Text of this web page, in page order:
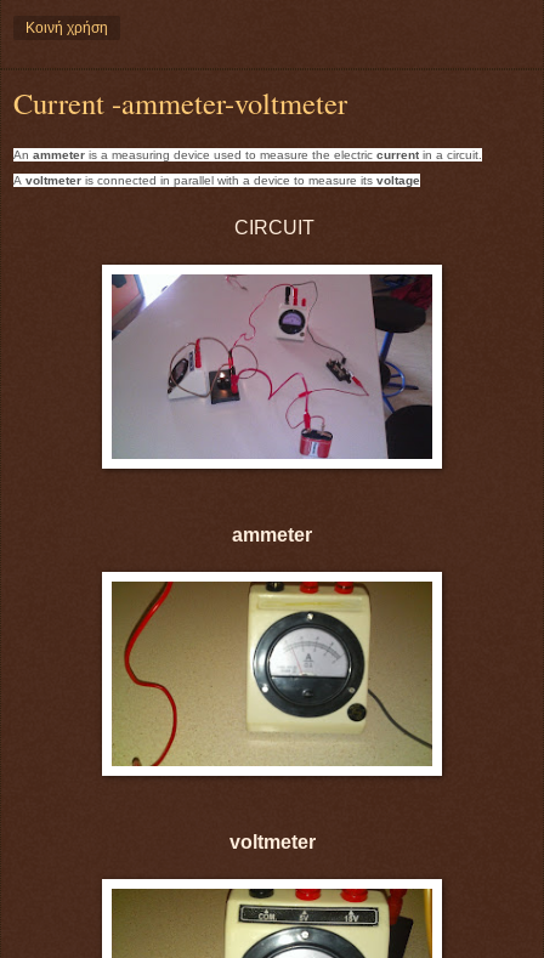
Κοινή χρήση
Current -ammeter-voltmeter
An ammeter is a measuring device used to measure the electric current in a circuit.
A voltmeter is connected in parallel with a device to measure its voltage
CIRCUIT
ammeter
voltmeter